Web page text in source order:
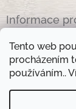
Tento web
procházením
používáním..
Informace
Obchodní podmínky
Podmínky ochrany
Kontakty